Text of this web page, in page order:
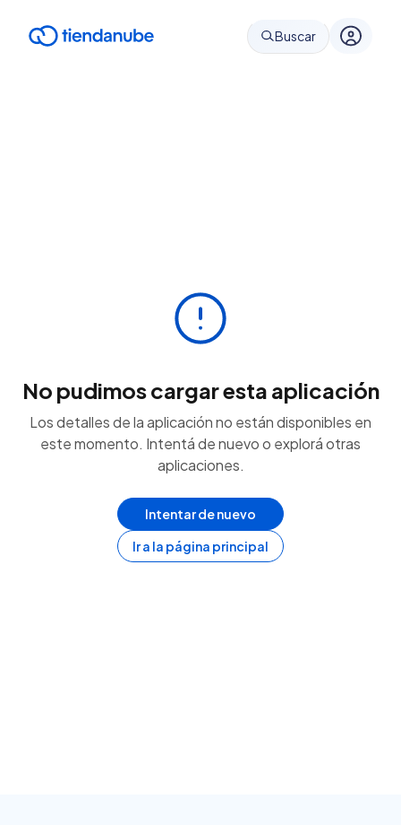
Buscar
No pudimos cargar esta aplicación
Los detalles de la aplicación no están disponibles en
este momento. Intentá de nuevo o explorá otras
aplicaciones.
Intentar de nuevo
Ir a la página principal